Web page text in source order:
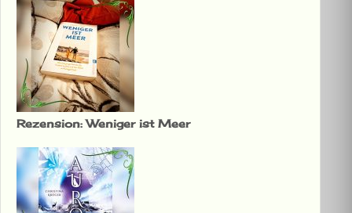
Rezension: Weniger ist Meer